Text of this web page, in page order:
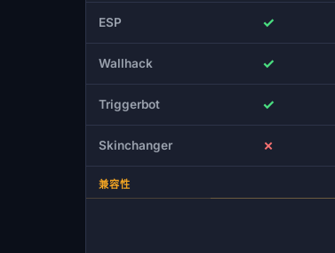
ESP ✓
Wallhack ✓
Triggerbot ✓
Skinchanger ✗
兼容性